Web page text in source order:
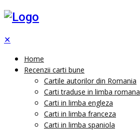
✕
Home
Recenzii carti bune
Cartile autorilor din Romania
Carti traduse in limba romana
Carti in limba engleza
Carti in limba franceza
Carti in limba spaniola